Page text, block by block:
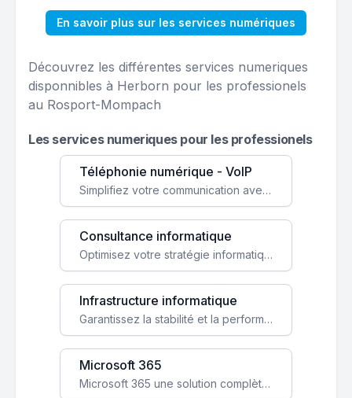
En savoir plus sur les services numériques
Découvrez les différentes services numeriques
disponnibles à Herborn pour les professionels
au Rosport-Mompach
Les services numeriques pour les professionels
Téléphonie numérique - VoIP
Simplifiez votre communication avec une solution VoIP flexible, économique et adaptée à vos besoins professionnels.
Consultance informatique
Optimisez votre stratégie informatique avec l'expertise de nos consultants pour améliorer votre efficacité et sécurité.
Infrastructure informatique
Garantissez la stabilité et la performance de votre entreprise avec une infrastructure IT sécurisée et évolutive.
Microsoft 365
Microsoft 365 une solution complète qui booste votre productivité, renforce la sécurité de vos données et facilite la collaboration.